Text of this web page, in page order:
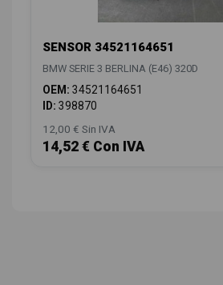
SENSOR 34521164651
BMW SERIE 3 BERLINA (E46) 320D
OEM: 34521164651
ID: 398870
12,00 € Sin IVA
14,52 € Con IVA